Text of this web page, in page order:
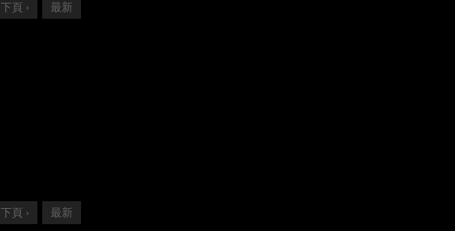
下頁 › 最新
下頁 › 最新